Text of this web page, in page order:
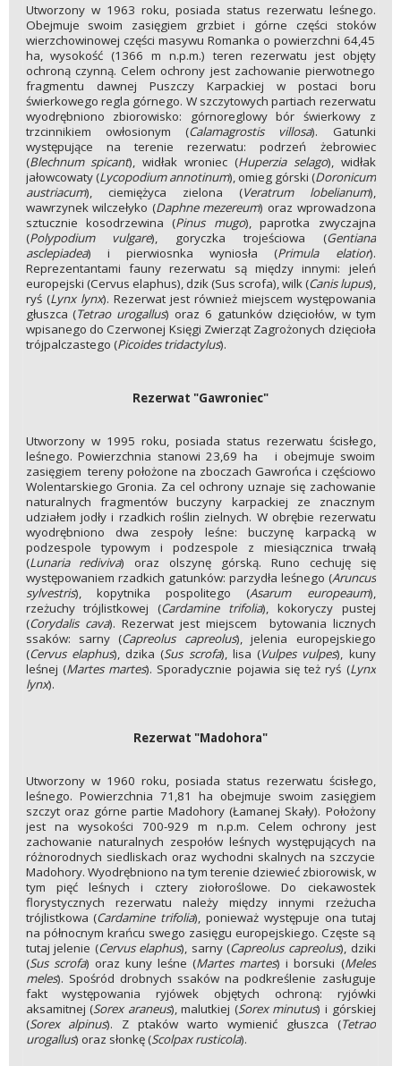
Utworzony w 1963 roku, posiada status rezerwatu leśnego.
Obejmuje swoim zasięgiem grzbiet i górne części stoków
wierzchowinowej części masywu Romanka o powierzchni 64,45
ha, wysokość (1366 m n.p.m.) teren rezerwatu jest objęty
ochroną czynną. Celem ochrony jest zachowanie pierwotnego
fragmentu dawnej Puszczy Karpackiej w postaci boru
świerkowego regla górnego. W szczytowych partiach rezerwatu
wyodrębniono zbiorowisko: górnoreglowy bór świerkowy z
trzcinnikiem owłosionym (Calamagrostis villosa). Gatunki
występujące na terenie rezerwatu: podrzeń żebrowiec
(Blechnum spicant), widłak wroniec (Huperzia selago), widłak
jałowcowaty (Lycopodium annotinum), omieg górski (Doronicum
austriacum), ciemiężyca zielona (Veratrum lobelianum),
wawrzynek wilczełyko (Daphne mezereum) oraz wprowadzona
sztucznie kosodrzewina (Pinus mugo), paprotka zwyczajna
(Polypodium vulgare), goryczka trojeściowa (Gentiana
asclepiadea) i pierwiosnka wyniosła (Primula elatior).
Reprezentantami fauny rezerwatu są między innymi: jeleń
europejski (Cervus elaphus), dzik (Sus scrofa), wilk (Canis lupus),
ryś (Lynx lynx). Rezerwat jest również miejscem występowania
głuszca (Tetrao urogallus) oraz 6 gatunków dzięciołów, w tym
wpisanego do Czerwonej Księgi Zwierząt Zagrożonych dzięcioła
trójpalczastego (Picoides tridactylus).
Rezerwat "Gawroniec"
Utworzony w 1995 roku, posiada status rezerwatu ścisłego,
leśnego. Powierzchnia stanowi 23,69 ha i obejmuje swoim
zasięgiem tereny położone na zboczach Gawrońca i częściowo
Wolentarskiego Gronia. Za cel ochrony uznaje się zachowanie
naturalnych fragmentów buczyny karpackiej ze znacznym
udziałem jodły i rzadkich roślin zielnych. W obrębie rezerwatu
wyodrębniono dwa zespoły leśne: buczynę karpacką w
podzespole typowym i podzespole z miesiącznica trwałą
(Lunaria rediviva) oraz olszynę górską. Runo cechuję się
występowaniem rzadkich gatunków: parzydła leśnego (Aruncus
sylvestris), kopytnika pospolitego (Asarum europeaum),
rzeżuchy trójlistkowej (Cardamine trifolia), kokoryczy pustej
(Corydalis cava). Rezerwat jest miejscem bytowania licznych
ssaków: sarny (Capreolus capreolus), jelenia europejskiego
(Cervus elaphus), dzika (Sus scrofa), lisa (Vulpes vulpes), kuny
leśnej (Martes martes). Sporadycznie pojawia się też ryś (Lynx
lynx).
Rezerwat "Madohora"
Utworzony w 1960 roku, posiada status rezerwatu ścisłego,
leśnego. Powierzchnia 71,81 ha obejmuje swoim zasięgiem
szczyt oraz górne partie Madohory (Łamanej Skały). Położony
jest na wysokości 700-929 m n.p.m. Celem ochrony jest
zachowanie naturalnych zespołów leśnych występujących na
różnorodnych siedliskach oraz wychodni skalnych na szczycie
Madohory. Wyodrębniono na tym terenie dziewieć zbiorowisk, w
tym pięć leśnych i cztery ziołoroślowe. Do ciekawostek
florystycznych rezerwatu należy między innymi rzeżucha
trójlistkowa (Cardamine trifolia), ponieważ występuje ona tutaj
na północnym krańcu swego zasięgu europejskiego. Częste są
tutaj jelenie (Cervus elaphus), sarny (Capreolus capreolus), dziki
(Sus scrofa) oraz kuny leśne (Martes martes) i borsuki (Meles
meles). Spośród drobnych ssaków na podkreślenie zasługuje
fakt występowania ryjówek objętych ochroną: ryjówki
aksamitnej (Sorex araneus), malutkiej (Sorex minutus) i górskiej
(Sorex alpinus). Z ptaków warto wymienić głuszca (Tetrao
urogallus) oraz słonkę (Scolpax rusticola).